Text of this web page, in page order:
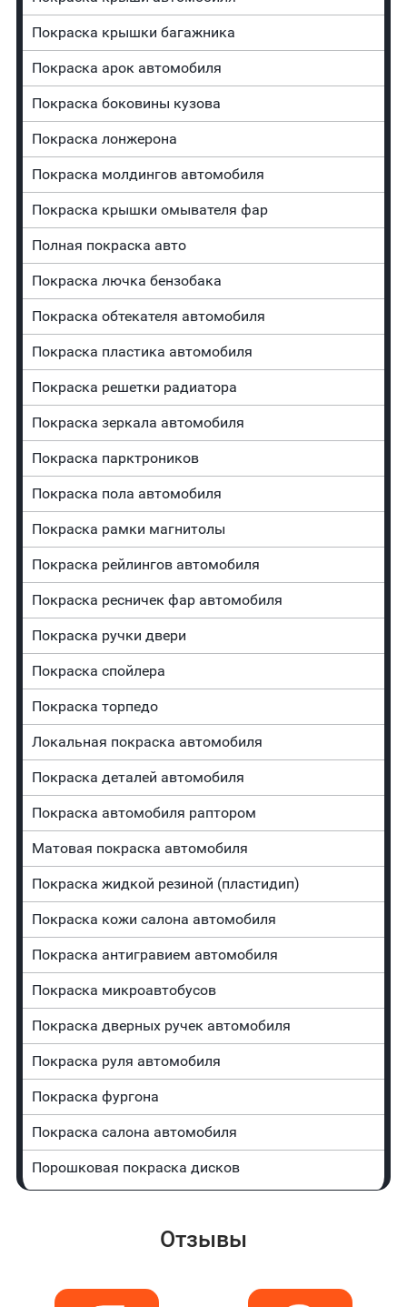
Покраска крышки багажника
Покраска арок автомобиля
Покраска боковины кузова
Покраска лонжерона
Покраска молдингов автомобиля
Покраска крышки омывателя фар
Полная покраска авто
Покраска лючка бензобака
Покраска обтекателя автомобиля
Покраска пластика автомобиля
Покраска решетки радиатора
Покраска зеркала автомобиля
Покраска парктроников
Покраска пола автомобиля
Покраска рамки магнитолы
Покраска рейлингов автомобиля
Покраска ресничек фар автомобиля
Покраска ручки двери
Покраска спойлера
Покраска торпедо
Локальная покраска автомобиля
Покраска деталей автомобиля
Покраска автомобиля раптором
Матовая покраска автомобиля
Покраска жидкой резиной (пластидип)
Покраска кожи салона автомобиля
Покраска антигравием автомобиля
Покраска микроавтобусов
Покраска дверных ручек автомобиля
Покраска руля автомобиля
Покраска фургона
Покраска салона автомобиля
Порошковая покраска дисков
Отзывы